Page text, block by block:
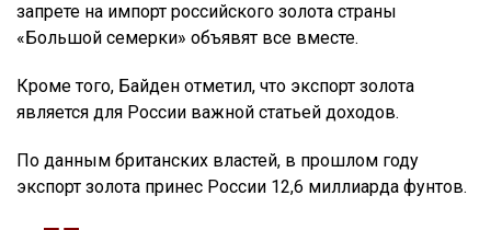
запрете на импорт российского золота страны
«Большой семерки» объявят все вместе.
Кроме того, Байден отметил, что экспорт золота
является для России важной статьей доходов.
По данным британских властей, в прошлом году
экспорт золота принес России 12,6 миллиарда фунтов.